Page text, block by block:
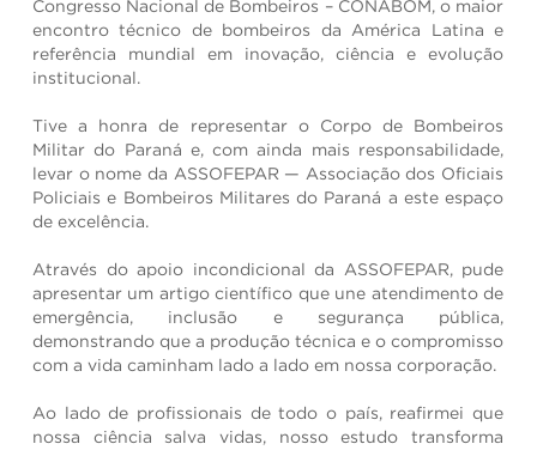
Congresso Nacional de Bombeiros – CONABOM, o maior
encontro técnico de bombeiros da América Latina e
referência mundial em inovação, ciência e evolução
institucional.
Tive a honra de representar o Corpo de Bombeiros
Militar do Paraná e, com ainda mais responsabilidade,
levar o nome da ASSOFEPAR — Associação dos Oficiais
Policiais e Bombeiros Militares do Paraná a este espaço
de excelência.
Através do apoio incondicional da ASSOFEPAR, pude
apresentar um artigo científico que une atendimento de
emergência, inclusão e segurança pública,
demonstrando que a produção técnica e o compromisso
com a vida caminham lado a lado em nossa corporação.
Ao lado de profissionais de todo o país, reafirmei que
nossa ciência salva vidas, nosso estudo transforma